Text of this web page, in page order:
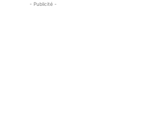
- Publicité -